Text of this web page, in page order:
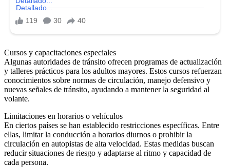
Cursos y capacitaciones especiales
Algunas autoridades de tránsito ofrecen programas de actualización
y talleres prácticos para los adultos mayores. Estos cursos refuerzan
conocimientos sobre normas de circulación, manejo defensivo y
nuevas señales de tránsito, ayudando a mantener la seguridad al
volante.
Limitaciones en horarios o vehículos
En ciertos países se han establecido restricciones específicas. Entre
ellas, limitar la conducción a horarios diurnos o prohibir la
circulación en autopistas de alta velocidad. Estas medidas buscan
reducir situaciones de riesgo y adaptarse al ritmo y capacidad de
cada persona.